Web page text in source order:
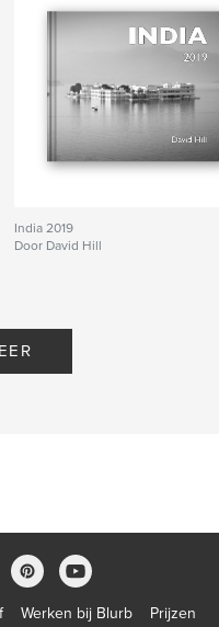
India 2019
Door David Hill
Werken bij Blurb Prijzen